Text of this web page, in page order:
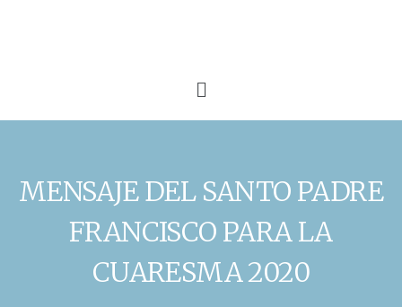
MENSAJE DEL SANTO PADRE
FRANCISCO PARA LA
CUARESMA 2020